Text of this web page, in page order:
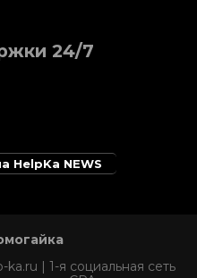
24/7
HelpKa NEWS
| 1-я социальная сеть